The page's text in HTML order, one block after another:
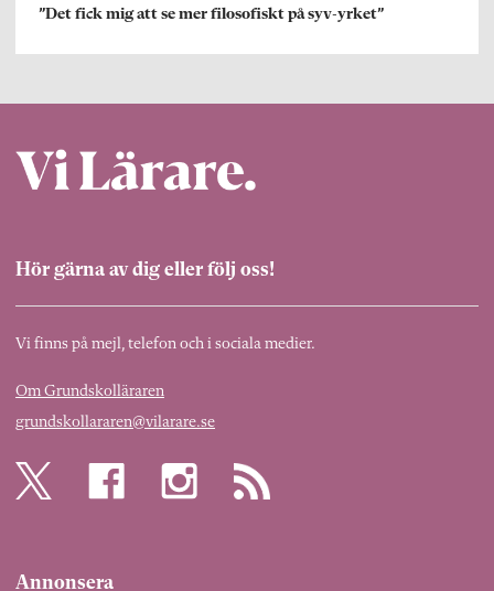
”Det fick mig att se mer filosofiskt på syv-yrket”
Hör gärna av dig eller följ oss!
Vi finns på mejl, telefon och i sociala medier.
Om Grundskolläraren
grundskollararen@vilarare.se
Annonsera